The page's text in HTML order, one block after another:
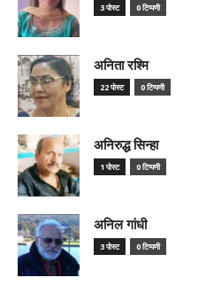
3 पोस्ट 0 टिप्पणी
अनिता रश्मि
22 पोस्ट 0 टिप्पणी
अनिरुद्ध सिन्हा
1 पोस्ट 0 टिप्पणी
अनिल गांधी
3 पोस्ट 0 टिप्पणी